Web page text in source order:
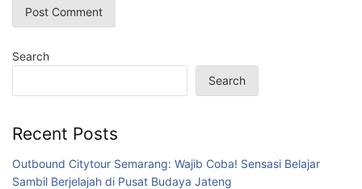
Search
Search
Recent Posts
Outbound Citytour Semarang: Wajib Coba! Sensasi Belajar
Sambil Berjelajah di Pusat Budaya Jateng